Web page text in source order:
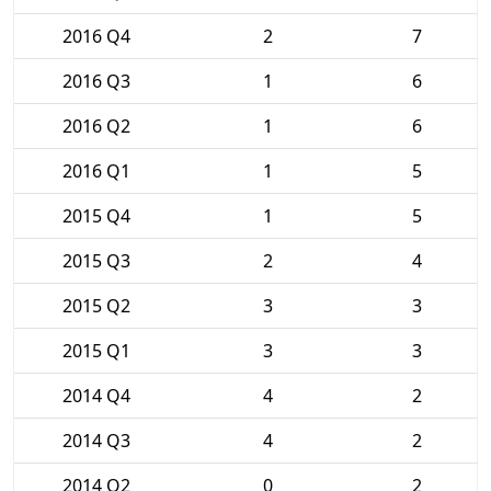
2016 Q4
2
7
2016 Q3
1
6
2016 Q2
1
6
2016 Q1
1
5
2015 Q4
1
5
2015 Q3
2
4
2015 Q2
3
3
2015 Q1
3
3
2014 Q4
4
2
2014 Q3
4
2
2014 Q2
0 2